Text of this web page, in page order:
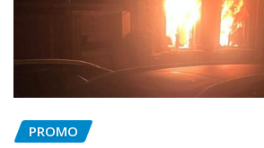
PROMO